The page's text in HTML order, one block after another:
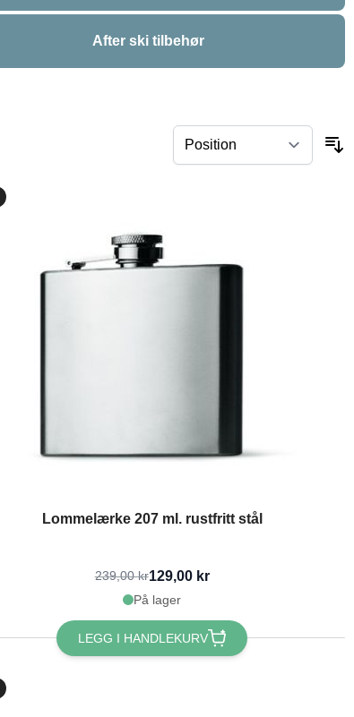
After ski tilbehør
Lommelærke 207 ml. rustfritt stål
239,00 kr129,00 kr
På lager
LEGG I HANDLEKURV